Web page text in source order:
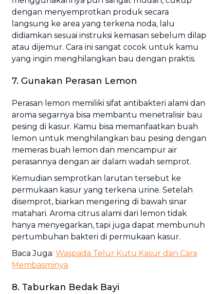
dengan menyemprotkan produk secara
langsung ke area yang terkena noda, lalu
didiamkan sesuai instruksi kemasan sebelum dilap
atau dijemur. Cara ini sangat cocok untuk kamu
yang ingin menghilangkan bau dengan praktis.
7. Gunakan Perasan Lemon
Perasan lemon memiliki sifat antibakteri alami dan
aroma segarnya bisa membantu menetralisir bau
pesing di kasur. Kamu bisa memanfaatkan buah
lemon untuk menghilangkan bau pesing dengan
memeras buah lemon dan mencampur air
perasannya dengan air dalam wadah semprot.
Kemudian semprotkan larutan tersebut ke
permukaan kasur yang terkena urine. Setelah
disemprot, biarkan mengering di bawah sinar
matahari. Aroma citrus alami dari lemon tidak
hanya menyegarkan, tapi juga dapat membunuh
pertumbuhan bakteri di permukaan kasur.
Baca Juga: Waspada Telur Kutu Kasur dan Cara
Membasminya
8. Taburkan Bedak Bayi